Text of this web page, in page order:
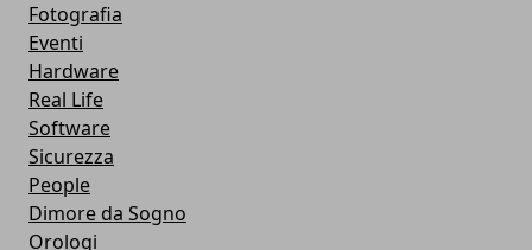
Fotografia
Eventi
Hardware
Real Life
Software
Sicurezza
People
Dimore da Sogno
Orologi